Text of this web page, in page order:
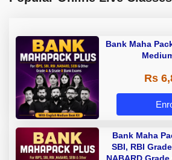
Bank Maha
Rs
Bank Maha
SBI, RBI